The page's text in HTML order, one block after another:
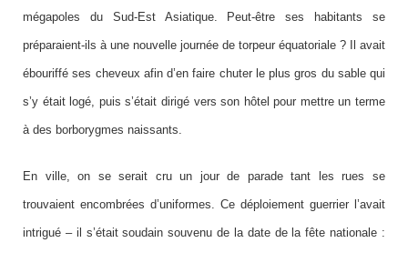
mégapoles du Sud-Est Asiatique. Peut-être ses habitants se
préparaient-ils à une nouvelle journée de torpeur équatoriale ? Il avait
ébouriffé ses cheveux afin d’en faire chuter le plus gros du sable qui
s’y était logé, puis s’était dirigé vers son hôtel pour mettre un terme
à des borborygmes naissants.
En ville, on se serait cru un jour de parade tant les rues se
trouvaient encombrées d’uniformes. Ce déploiement guerrier l’avait
intrigué – il s’était soudain souvenu de la date de la fête nationale :